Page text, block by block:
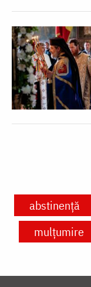
abstinență
mulțumire